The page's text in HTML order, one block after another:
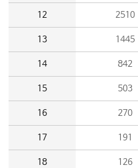
12 2510
13 1445
14 842
15 503
16 270
17 191
18 126